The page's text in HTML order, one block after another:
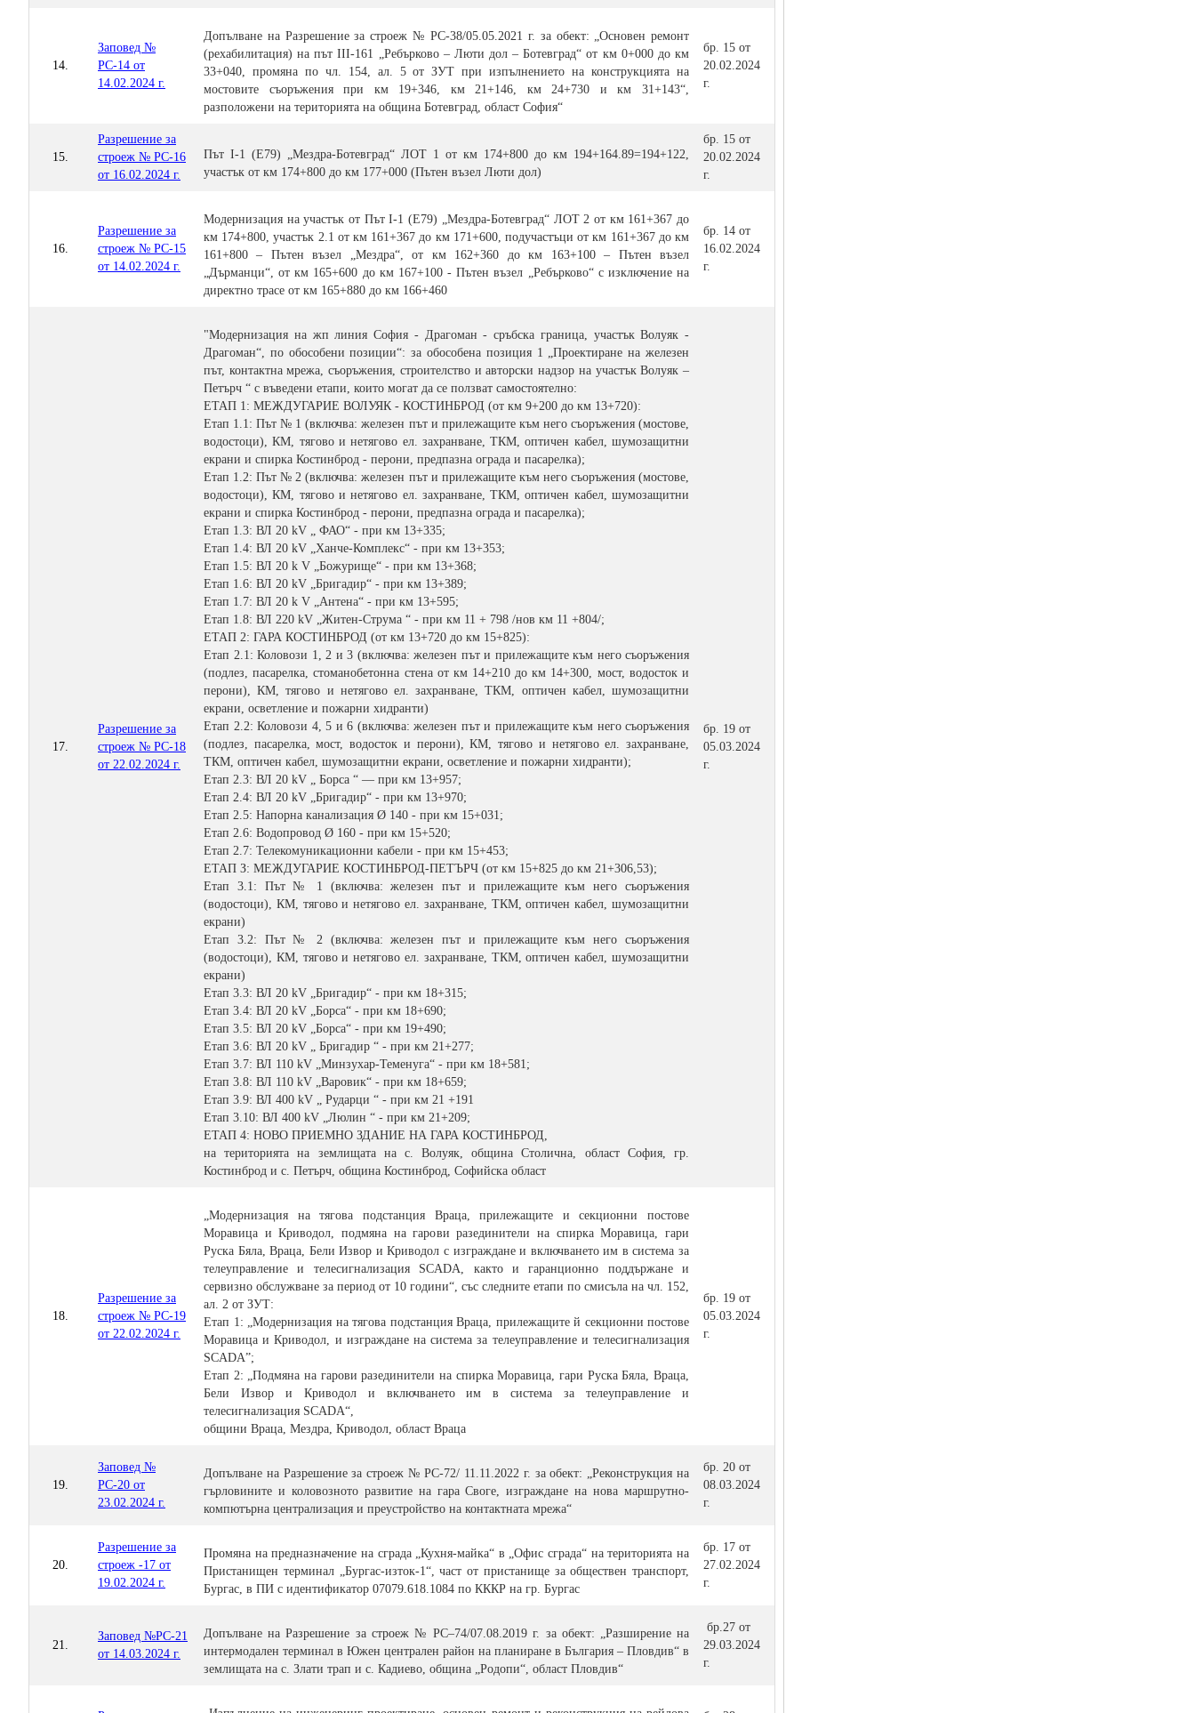
14.
Заповед №
РС-14 от
14.02.2024 г.
Допълване на Разрешение за строеж № РС-38/05.05.2021 г. за обект: „Основен ремонт
(рехабилитация) на път III-161 „Ребърково – Люти дол – Ботевград“ от км 0+000 до км
33+040, промяна по чл. 154, ал. 5 от ЗУТ при изпълнението на конструкцията на
мостовите съоръжения при км 19+346, км 21+146, км 24+730 и км 31+143“,
разположени на територията на община Ботевград, област София“
бр. 15 от
20.02.2024
г.
15.
Разрешение за
строеж № РС-16
oт 16.02.2024 г.
Път I-1 (Е79) „Мездра-Ботевград“ ЛОТ 1 от км 174+800 до км 194+164.89=194+122,
участък от км 174+800 до км 177+000 (Пътен възел Люти дол)
бр. 15 от
20.02.2024
г.
16.
Разрешение за
строеж № РС-15
от 14.02.2024 г.
Модернизация на участък от Път I-1 (Е79) „Мездра-Ботевград“ ЛОТ 2 от км 161+367 до
км 174+800, участък 2.1 от км 161+367 до км 171+600, подучастъци от км 161+367 до км
161+800 – Пътен възел „Мездра“, от км 162+360 до км 163+100 – Пътен възел
„Дърманци“, от км 165+600 до км 167+100 - Пътен възел „Ребърково“ с изключение на
директно трасе от км 165+880 до км 166+460
бр. 14 от
16.02.2024
г.
17.
Разрешение за
строеж № РС-18
от 22.02.2024 г.
"Модернизация на жп линия София - Драгоман - сръбска граница, участък Волуяк -
Драгоман“, по обособени позиции“: за обособена позиция 1 „Проектиране на железен
път, контактна мрежа, съоръжения, строителство и авторски надзор на участък Волуяк –
Петърч “ с въведени етапи, които могат да се ползват самостоятелно:
ЕТАП 1: МЕЖДУГАРИЕ ВОЛУЯК - КОСТИНБРОД (от км 9+200 до км 13+720):
Етап 1.1: Път № 1 (включва: железен път и прилежащите към него съоръжения (мостове,
водостоци), КМ, тягово и нетягово ел. захранване, ТКМ, оптичен кабел, шумозащитни
екрани и спирка Костинброд - перони, предпазна ограда и пасарелка);
Етап 1.2: Път № 2 (включва: железен път и прилежащите към него съоръжения (мостове,
водостоци), КМ, тягово и нетягово ел. захранване, ТКМ, оптичен кабел, шумозащитни
екрани и спирка Костинброд - перони, предпазна ограда и пасарелка);
Етап 1.3: ВЛ 20 kV „ ФАО“ - при км 13+335;
Етап 1.4: ВЛ 20 kV „Ханче-Комплекс“ - при км 13+353;
Етап 1.5: ВЛ 20 k V „Божурище“ - при км 13+368;
Етап 1.6: ВЛ 20 kV „Бригадир“ - при км 13+389;
Етап 1.7: ВЛ 20 k V „Антена“ - при км 13+595;
Етап 1.8: ВЛ 220 kV „Житен-Струма “ - при км 11 + 798 /нов км 11 +804/;
ЕТАП 2: ГАРА КОСТИНБРОД (от км 13+720 до км 15+825):
Етап 2.1: Коловози 1, 2 и 3 (включва: железен път и прилежащите към него съоръжения
(подлез, пасарелка, стоманобетонна стена от км 14+210 до км 14+300, мост, водосток и
перони), КМ, тягово и нетягово ел. захранване, ТКМ, оптичен кабел, шумозащитни
екрани, осветление и пожарни хидранти)
Етап 2.2: Коловози 4, 5 и 6 (включва: железен път и прилежащите към него съоръжения
(подлез, пасарелка, мост, водосток и перони), КМ, тягово и нетягово ел. захранване,
ТКМ, оптичен кабел, шумозащитни екрани, осветление и пожарни хидранти);
Етап 2.3: ВЛ 20 kV „ Борса “ — при км 13+957;
Етап 2.4: ВЛ 20 kV „Бригадир“ - при км 13+970;
Етап 2.5: Напорна канализация Ø 140 - при км 15+031;
Етап 2.6: Водопровод Ø 160 - при км 15+520;
Етап 2.7: Телекомуникационни кабели - при км 15+453;
ЕТАП З: МЕЖДУГАРИЕ КОСТИНБРОД-ПЕТЪРЧ (от км 15+825 до км 21+306,53);
Етап 3.1: Път № 1 (включва: железен път и прилежащите към него съоръжения
(водостоци), КМ, тягово и нетягово ел. захранване, ТКМ, оптичен кабел, шумозащитни
екрани)
Етап 3.2: Път № 2 (включва: железен път и прилежащите към него съоръжения
(водостоци), КМ, тягово и нетягово ел. захранване, ТКМ, оптичен кабел, шумозащитни
екрани)
Етап 3.3: ВЛ 20 kV „Бригадир“ - при км 18+315;
Етап 3.4: ВЛ 20 kV „Борса“ - при км 18+690;
Етап 3.5: ВЛ 20 kV „Борса“ - при км 19+490;
Етап 3.6: ВЛ 20 kV „ Бригадир “ - при км 21+277;
Етап 3.7: ВЛ 110 kV „Минзухар-Теменуга“ - при км 18+581;
Етап 3.8: ВЛ 110 kV „Варовик“ - при км 18+659;
Етап 3.9: ВЛ 400 kV „ Рударци “ - при км 21 +191
Етап 3.10: ВЛ 400 kV „Люлин “ - при км 21+209;
ЕТАП 4: НОВО ПРИЕМНО ЗДАНИЕ НА ГАРА КОСТИНБРОД,
на територията на землищата на с. Волуяк, община Столична, област София, гр.
Костинброд и с. Петърч, община Костинброд, Софийска област
бр. 19 от
05.03.2024
г.
18.
Разрешение за
строеж № РС-19
от 22.02.2024 г.
„Модернизация на тягова подстанция Враца, прилежащите и секционни постове
Моравица и Криводол, подмяна на гарови разединители на спирка Моравица, гари
Руска Бяла, Враца, Бели Извор и Криводол с изграждане и включването им в система за
телеуправление и телесигнализация SCADA, както и гаранционно поддържане и
сервизно обслужване за период от 10 години“, със следните етапи по смисъла на чл. 152,
ал. 2 от ЗУТ:
Етап 1: „Модернизация на тягова подстанция Враца, прилежащите й секционни постове
Моравица и Криводол, и изграждане на система за телеуправление и телесигнализация
SCADA”;
Етап 2: „Подмяна на гарови разединители на спирка Моравица, гари Руска Бяла, Враца,
Бели Извор и Криводол и включването им в система за телеуправление и
телесигнализация SCADA“,
общини Враца, Мездра, Криводол, област Враца
бр. 19 от
05.03.2024
г.
19.
Заповед №
РС-20 от
23.02.2024 г.
Допълване на Разрешение за строеж № РС-72/ 11.11.2022 г. за обект: „Реконструкция на
гърловините и коловозното развитие на гара Своге, изграждане на нова маршрутно-
компютърна централизация и преустройство на контактната мрежа“
бр. 20 от
08.03.2024
г.
20.
Разрешение за
строеж -17 от
19.02.2024 г.
Промяна на предназначение на сграда „Кухня-майка“ в „Офис сграда“ на територията на
Пристанищен терминал „Бургас-изток-1“, част от пристанище за обществен транспорт,
Бургас, в ПИ с идентификатор 07079.618.1084 по КККР на гр. Бургас
бр. 17 от
27.02.2024
г.
21.
Заповед №РС-21
от 14.03.2024 г.
Допълване на Разрешение за строеж № РС–74/07.08.2019 г. за обект: „Разширение на
интермодален терминал в Южен централен район на планиране в България – Пловдив“ в
землищата на с. Злати трап и с. Кадиево, община „Родопи“, област Пловдив“
бр.27 от
29.03.2024
г.